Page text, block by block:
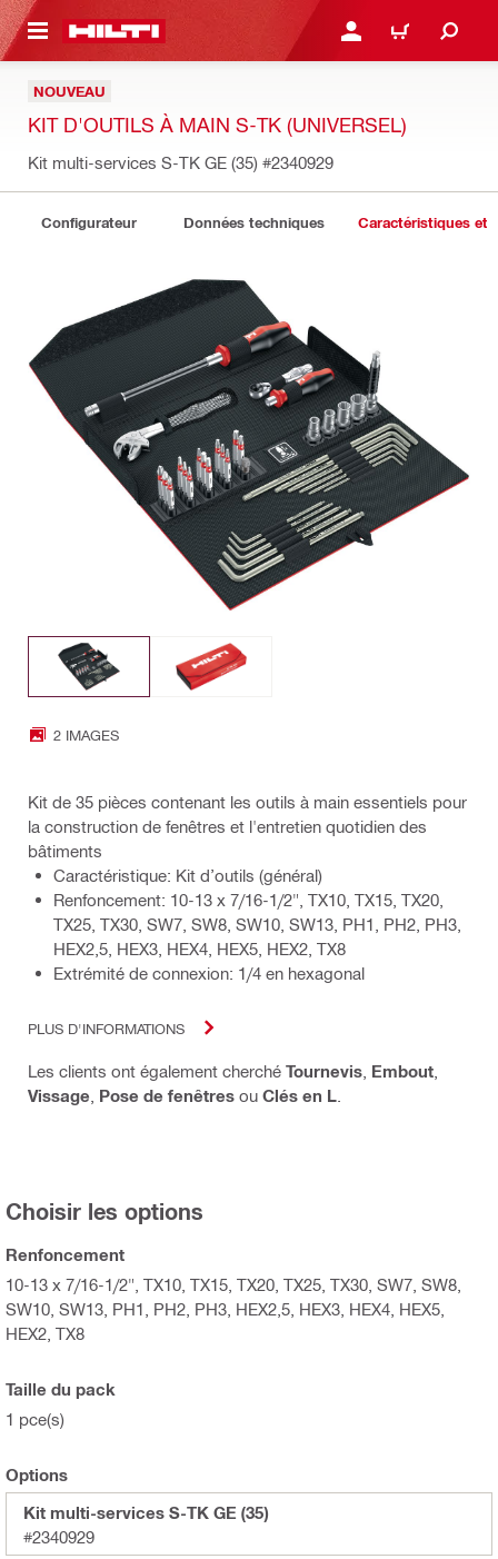
CONTENT CONNEXION OU
PANIER
NOUVEAU
KIT D'OUTILS À MAIN S-TK (UNIVERSEL)
Kit multi-services S-TK GE (35) #2340929
Configurateur Données techniques Caractéristiques et
2 IMAGES
Kit de 35 pièces contenant les outils à main essentiels pour
la construction de fenêtres et l'entretien quotidien des
bâtiments
Caractéristique: Kit d’outils (général)
Renfoncement: 10-13 x 7/16-1/2", TX10, TX15, TX20,
TX25, TX30, SW7, SW8, SW10, SW13, PH1, PH2, PH3,
HEX2,5, HEX3, HEX4, HEX5, HEX2, TX8
Extrémité de connexion: 1/4 en hexagonal
PLUS D'INFORMATIONS
Les clients ont également cherché Tournevis Embout
Vissage Pose de fenêtres ou Clés en L
Choisir les options
Renfoncement
10-13 x 7/16-1/2", TX10, TX15, TX20, TX25, TX30, SW7, SW8,
SW10, SW13, PH1, PH2, PH3, HEX2,5, HEX3, HEX4, HEX5,
HEX2, TX8
Taille du pack
1 pce(s)
Options
Kit multi-services S-TK GE (35)
#2340929